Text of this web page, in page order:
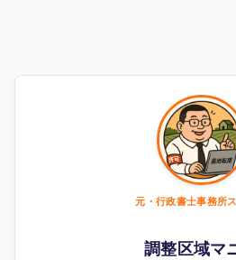
元・行政書士事務所
調整区域マ